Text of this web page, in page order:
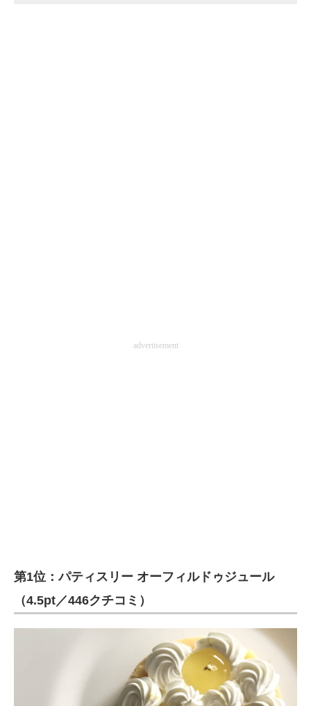
advertisement
第1位：パティスリー オーフィルドゥジュール
（4.5pt／446クチコミ）